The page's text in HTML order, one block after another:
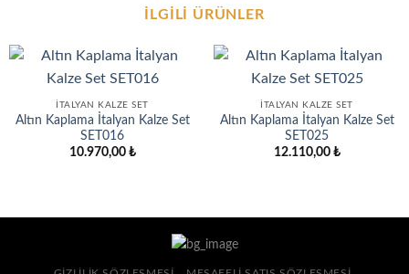
İLGILI ÜRÜNLER
İTALYAN KALZE SET
Altın Kaplama İtalyan Kalze Set
SET016
10.970,00 ₺
İTALYAN KALZE SET
Altın Kaplama İtalyan Kalze Set
SET025
12.110,00 ₺